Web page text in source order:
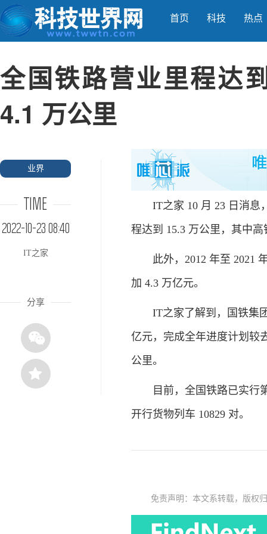
首页 科技 热点
全国铁路营业里程达
4.1 万公里
业界
TIME
2022-10-23 08:40
IT之家
分享
IT之家 10 月 23 日消息，
程达到 15.3 万公里，其中
此外，2012 年至 2021 年
加 4.3 万亿元。
IT之家了解到，国铁集团
亿元，完成全年进度计划较
公里。
目前，全国铁路已实行第
开行货物列车 10829 对。
免责声明：本文系转载，版权